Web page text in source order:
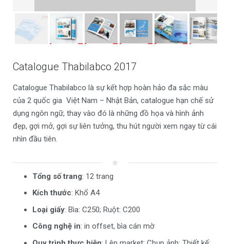
Catalogue Thabilabco 2017
Catalogue Thabilabco là sự kết hợp hoàn hảo đa sắc màu
của 2 quốc gia Việt Nam – Nhật Bản, catalogue hạn chế sử
dụng ngôn ngữ, thay vào đó là những đồ họa và hình ảnh
đẹp, gợi mở, gợi sự liên tưởng, thu hút người xem ngay từ cái
nhìn đầu tiên.
star_rate
Tổng số trang: 12 trang
Kích thước: Khổ A4
Loại giấy: Bìa: C250; Ruột: C200
Công nghệ in: in offset, bìa cán mờ